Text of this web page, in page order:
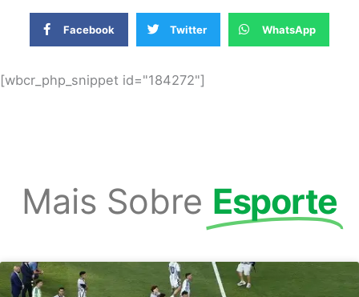
Facebook Twitter WhatsApp
[wbcr_php_snippet id="184272"]
Mais Sobre Esporte